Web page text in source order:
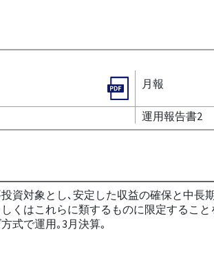
月報
運用報告書2
資対象とし､安定した収益の確保と中
くはこれらに類するものに限定するこ
式で運用｡3月決算｡